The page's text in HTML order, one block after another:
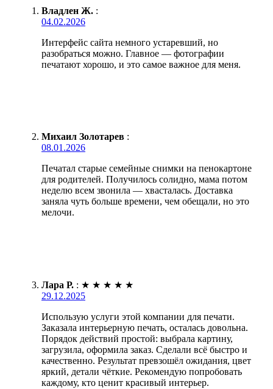
Владлен Ж. :
04.02.2026
Интерфейс сайта немного устаревший, но
разобраться можно. Главное — фотографии
печатают хорошо, и это самое важное для меня.
Михаил Золотарев :
08.01.2026
Печатал старые семейные снимки на пенокартоне
для родителей. Получилось солидно, мама потом
неделю всем звонила — хвасталась. Доставка
заняла чуть больше времени, чем обещали, но это
мелочи.
Лара Р. : ★ ★ ★ ★ ★
29.12.2025
Использую услуги этой компании для печати.
Заказала интерьерную печать, осталась довольна.
Порядок действий простой: выбрала картину,
загрузила, оформила заказ. Сделали всё быстро и
качественно. Результат превзошёл ожидания, цвет
яркий, детали чёткие. Рекомендую попробовать
каждому, кто ценит красивый интерьер.